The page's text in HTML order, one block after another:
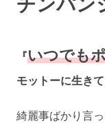
『いつでも
モットーに生きて
綺麗事ばかり言